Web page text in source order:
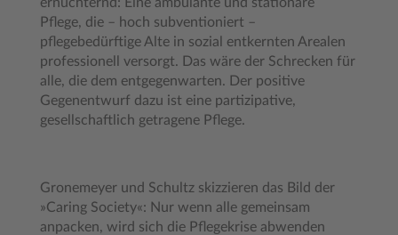
Pflege, die – hoch subventioniert –
pflegebedürftige Alte in sozial entkernten Arealen
professionell versorgt. Das wäre der Schrecken für
alle, die dem entgegenwarten. Der positive
Gegenentwurf dazu ist eine partizipative,
gesellschaftlich getragene Pflege.
Gronemeyer und Schultz skizzieren das Bild der
»Caring Society«: Nur wenn alle gemeinsam
anpacken, wird sich die Pflegekrise abwenden